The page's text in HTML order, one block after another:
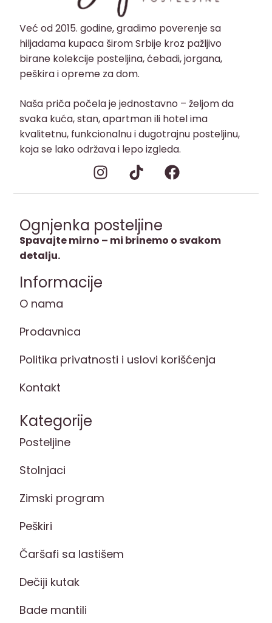
Već od 2015. godine, gradimo poverenje sa
hiljadama kupaca širom Srbije kroz pažljivo
birane kolekcije posteljina, ćebadi, jorgana,
peškira i opreme za dom.
Naša priča počela je jednostavno – željom da
svaka kuća, stan, apartman ili hotel ima
kvalitetnu, funkcionalnu i dugotrajnu posteljinu,
koja se lako održava i lepo izgleda.
Ognjenka posteljine
Spavajte mirno – mi brinemo o svakom
detalju.
Informacije
O nama
Prodavnica
Politika privatnosti i uslovi korišćenja
Kontakt
Kategorije
Posteljine
Stolnjaci
Zimski program
Peškiri
Čaršafi sa lastišem
Dečiji kutak
Bade mantili